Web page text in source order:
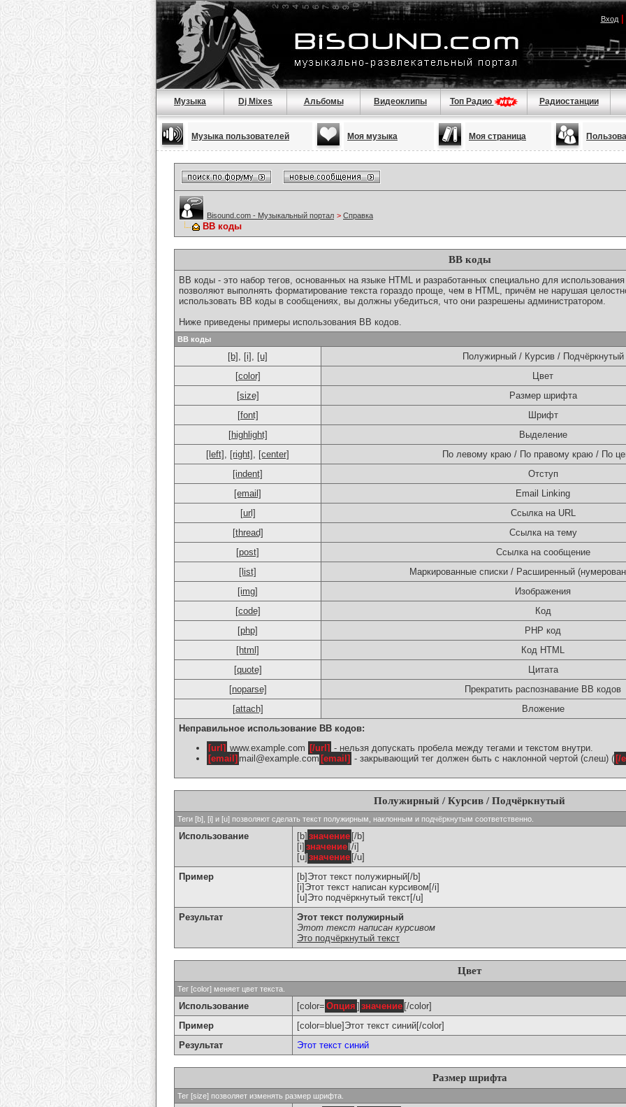
Вход|
Музыка Dj Mixes Альбомы Видеоклипы Топ Радио Радиостанции
Музыка пользователей Моя музыка Моя страница
Bisound.com - Музыкальный портал > Справка
BB коды
BB коды
BB коды - это набор тегов, основанных на языке HTML и разработанных специально для
позволяют выполнять форматирование текста гораздо проще, чем в HTML, причём не нарушая
использовать BB коды в сообщениях, вы должны убедиться, что они разрешены администратором.
Ниже приведены примеры использования BB кодов.
BB коды
[b] , [i] , [u]
Полужирный / Курсив / Подчёркнутый
[color]
Цвет
[size]
Размер шрифта
[font]
Шрифт
[highlight]
Выделение
[left] , [right] , [center]
По левому краю / По правому краю / По
[indent]
Отступ
[email]
Email Linking
[url]
Ссылка на URL
[thread]
Ссылка на тему
[post]
Ссылка на сообщение
[list]
Маркированные списки / Расширенный
[img]
Изображения
[code]
Код
[php]
PHP код
[html]
Код HTML
[quote]
Цитата
[noparse]
Прекратить распознавание BB кодов
[attach]
Вложение
Неправильное использование BB кодов:
[url] www.example.com [/url] - нельзя допускать пробела между тегами и текстом внутри.
[email] mail@example.com [email] - закрывающий тег должен быть с наклонной чертой (слеш) ( [/
Полужирный / Курсив / Подчёркнутый
Теги [b], [i] и [u] позволяют сделать текст полужирным, наклонным и подчёркнутым соответственно.
Использование [b] значение [/b]
[i] значение [/i]
[u] значение [/u]
Пример
[b]Этот текст полужирный[/b]
[i]Этот текст написан курсивом[/i]
[u]Это подчёркнутый текст[/u]
Результат
Этот текст полужирный
Этот текст написан курсивом
Это подчёркнутый текст
Цвет
Тег [color] меняет цвет текста.
Использование [color= Опция ] значение [/color]
Пример
[color=blue]Этот текст синий[/color]
Результат
Этот текст синий
Размер шрифта
Тег [size] позволяет изменять размер шрифта.